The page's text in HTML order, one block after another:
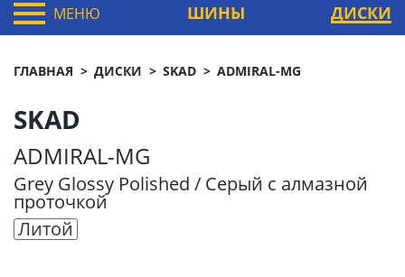
МЕНЮ ШИНЫ ДИСКИ
ГЛАВНАЯ ДИСКИ SKAD ADMIRAL-MG
SKAD
ADMIRAL-MG
Grey Glossy Polished / Серый с алмазной
проточкой
Литой